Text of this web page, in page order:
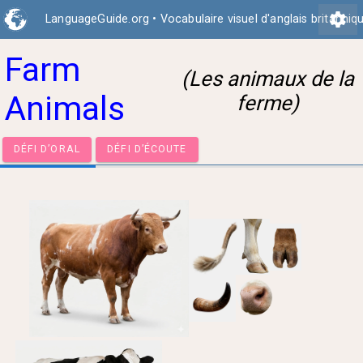
LanguageGuide.org • Vocabulaire visuel d'anglais settings
Farm
Animals
(Les animaux de la
ferme)
DÉFI D’ORAL